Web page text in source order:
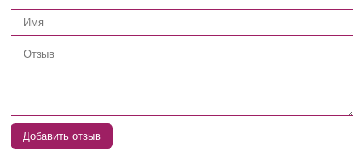
Добавить отзыв